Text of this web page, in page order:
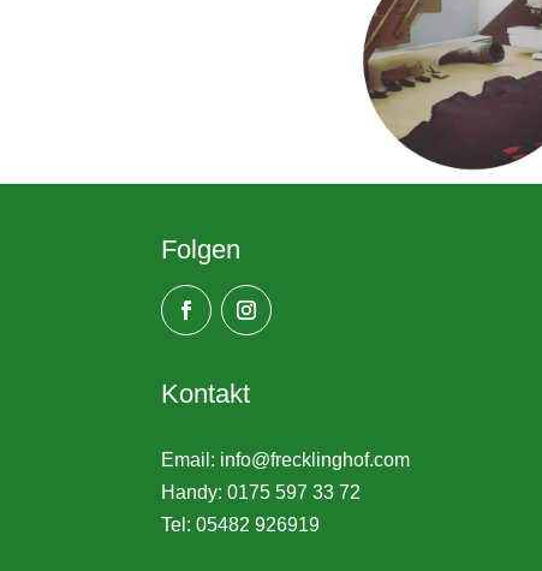
Folgen
Kontakt
Email: info@frecklinghof.com
Handy: 0175 597 33 72
Tel: 05482 926919